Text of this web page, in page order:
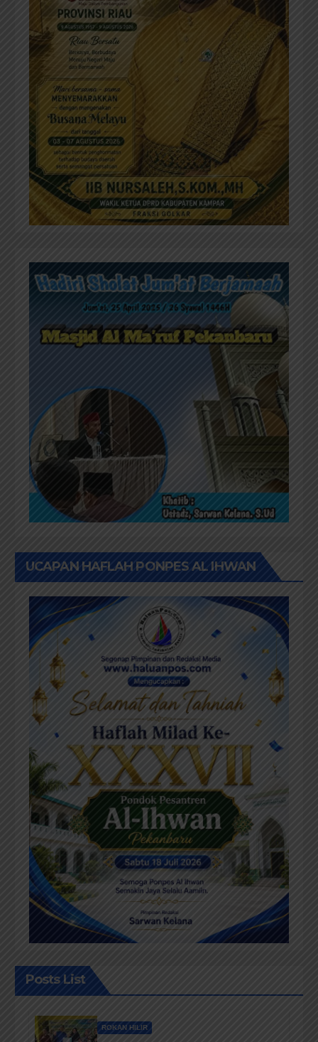
UCAPAN HAFLAH PONPES AL IHWAN
Posts List
ROKAN HILIR